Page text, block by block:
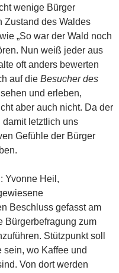
wenige Bürger
Zustand des Waldes
„So war der Wald noch
Nun weiß jeder aus
oft anders bewerten
auf die Besucher des
und erleben,
aber auch nicht. Da der
damit letztlich uns
Gefühle der Bürger
Yvonne Heil,
Beschluss gefasst am
Bürgerbefragung zum
Stützpunkt soll
sein, wo Kaffee und
Von dort werden